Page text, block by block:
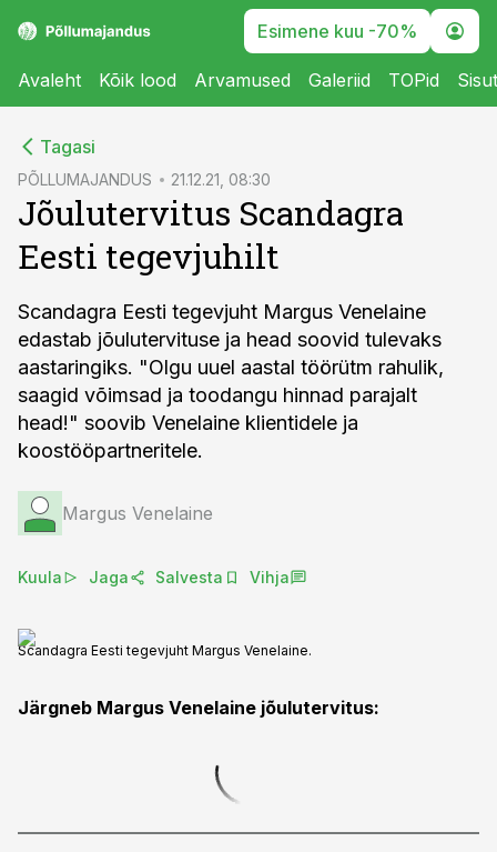
Esimene kuu -70%
Avaleht Kõik lood Arvamused Galeriid TOPid
Tagasi
PÕLLUMAJANDUS 21.12.21, 08:30
Jõulutervitus Scandagra
Eesti tegevjuhilt
Scandagra Eesti tegevjuht Margus Venelaine
edastab jõulutervituse ja head soovid tulevaks
aastaringiks. "Olgu uuel aastal töörütm rahulik,
saagid võimsad ja toodangu hinnad parajalt
head!" soovib Venelaine klientidele ja
koostööpartneritele.
Margus Venelaine
Kuula Jaga Salvesta Vihja
Scandagra Eesti tegevjuht Margus Venelaine.
Järgneb Margus Venelaine jõulutervitus: